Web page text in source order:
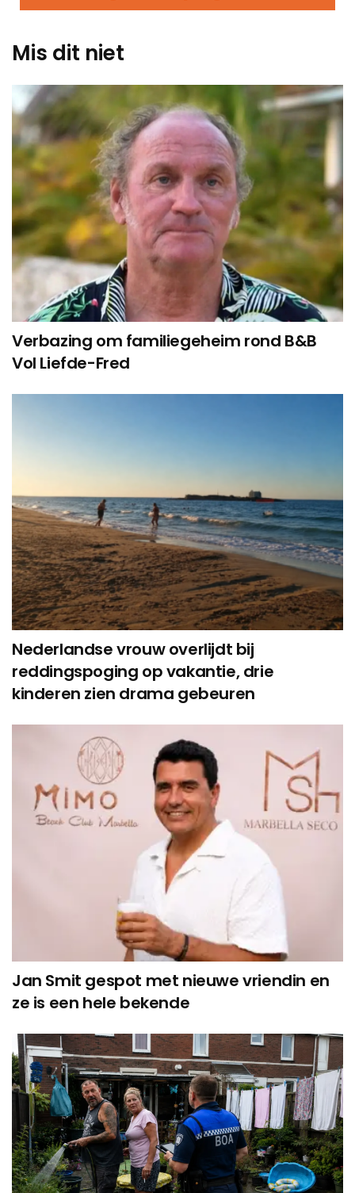
Mis dit niet
Verbazing om familiegeheim rond B&B
Vol Liefde-Fred
Nederlandse vrouw overlijdt bij
reddingspoging op vakantie, drie
kinderen zien drama gebeuren
Jan Smit gespot met nieuwe vriendin en
ze is een hele bekende